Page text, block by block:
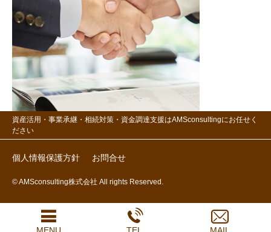
資産活用・事業承継・相続対策・資金調達支援はAMSconsultingにお任せく
ださい
個人情報保護方針 お問合せ
© AMSconsulting株式会社 All rights Reserved.